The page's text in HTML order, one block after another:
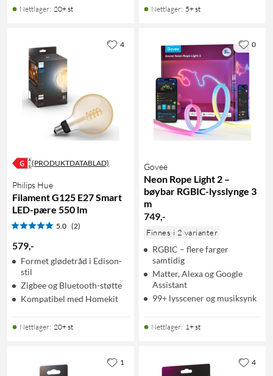
Nettlager: 20+ st Nettlager: 5+ st
(PRODUKTDATABLAD)
Philips Hue
Filament G125 E27 Smart
LED-pære 550 lm
5.0 (2)
579,-
Formet glødetråd i Edison-
stil
Zigbee og Bluetooth-støtte
Kompatibel med Homekit
Nettlager: 20+ st
4
Govee
Neon Rope Light 2 –
bøybar RGBIC-lysslynge 3
m
749,-
Finnes i 2 varianter
RGBIC – flere farger
samtidig
Matter, Alexa og Google
Assistant
99+ lysscener og musiksynk
Nettlager: 1+ st
0
1 4